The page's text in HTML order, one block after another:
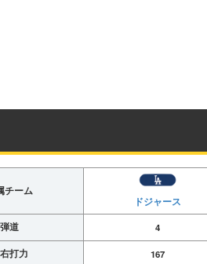
チーム
ドジャース
弾道
4
打力
167